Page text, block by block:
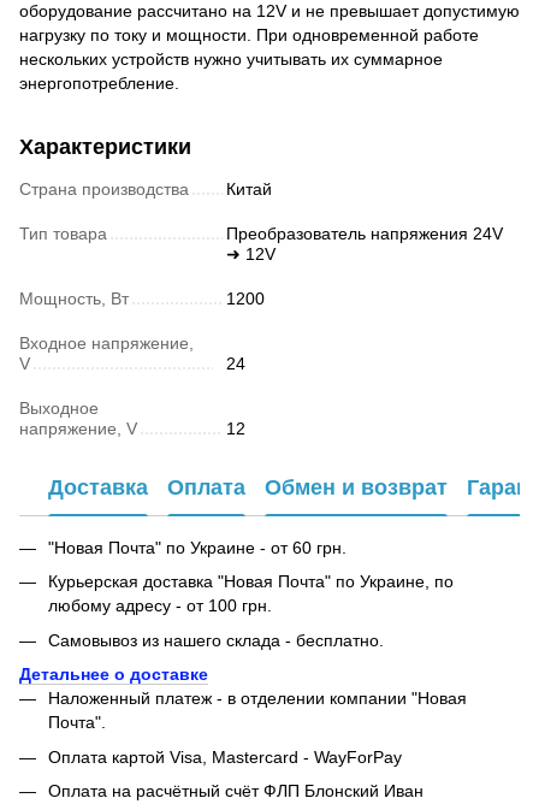
оборудование рассчитано на 12V и не превышает допустимую
нагрузку по току и мощности. При одновременной работе
нескольких устройств нужно учитывать их суммарное
энергопотребление.
Характеристики
Страна производства Китай
Тип товара
Преобразователь напряжения 24V
➜ 12V
Мощность, Вт 1200
Входное напряжение,
V
24
Выходное
напряжение, V
12
Доставка Оплата Обмен и возврат
"Новая Почта" по Украине - от 60 грн.
Курьерская доставка "Новая Почта" по Украине, по
любому адресу - от 100 грн.
Самовывоз из нашего склада - бесплатно.
Детальнее о доставке
Наложенный платеж - в отделении компании "Новая
Почта".
Оплата картой Visa, Mastercard - WayForPay
Оплата на расчётный счёт ФЛП Блонский Иван